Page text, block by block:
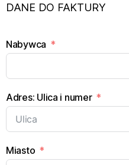
DANE DO FAKTURY
Nabywca
Adres: Ulica i numer
Miasto